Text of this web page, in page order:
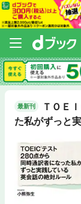
最新刊
ＴＯＥ
た私がずっと